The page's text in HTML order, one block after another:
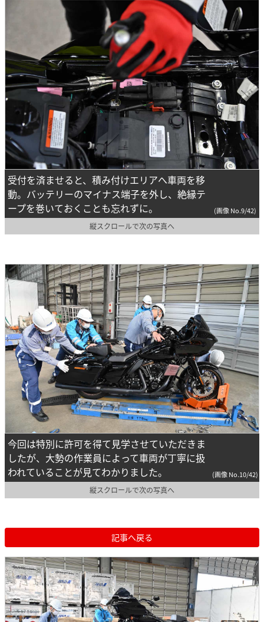
受付を済ませると、積み付けエリアへ車両を移
動。バッテリーのマイナス端子を外し、絶縁テ
ープを巻いておくことも忘れずに。
(画像 No.9/42)
縦スクロールで次の写真へ
今回は特別に許可を得て見学させていただきま
したが、大勢の作業員によって車両が丁寧に扱
われていることが見てわかりました。
(画像 No.10/42)
縦スクロールで次の写真へ
記事へ戻る